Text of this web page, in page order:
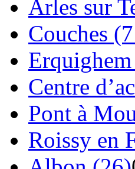
Arles sur
Couches
Centre
Pont à
Roissy en